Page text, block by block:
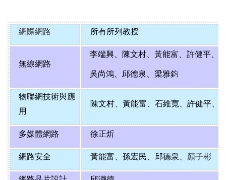
網際網路 所有所列教授
無線網路
李端興 陳文村 、黃能富 、許健平
吳尚鴻 、邱德泉 、梁雅鈞
物聯網技術與應
用
陳文村 、黃能富 、石維寬 、許健平
多媒體網路 徐正炘
網路安全 黃能富 、孫宏民 、邱德泉 顏子彬